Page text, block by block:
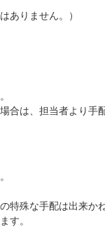
ありません。）
合は、担当者より手
特殊な手配は出来かね
す。